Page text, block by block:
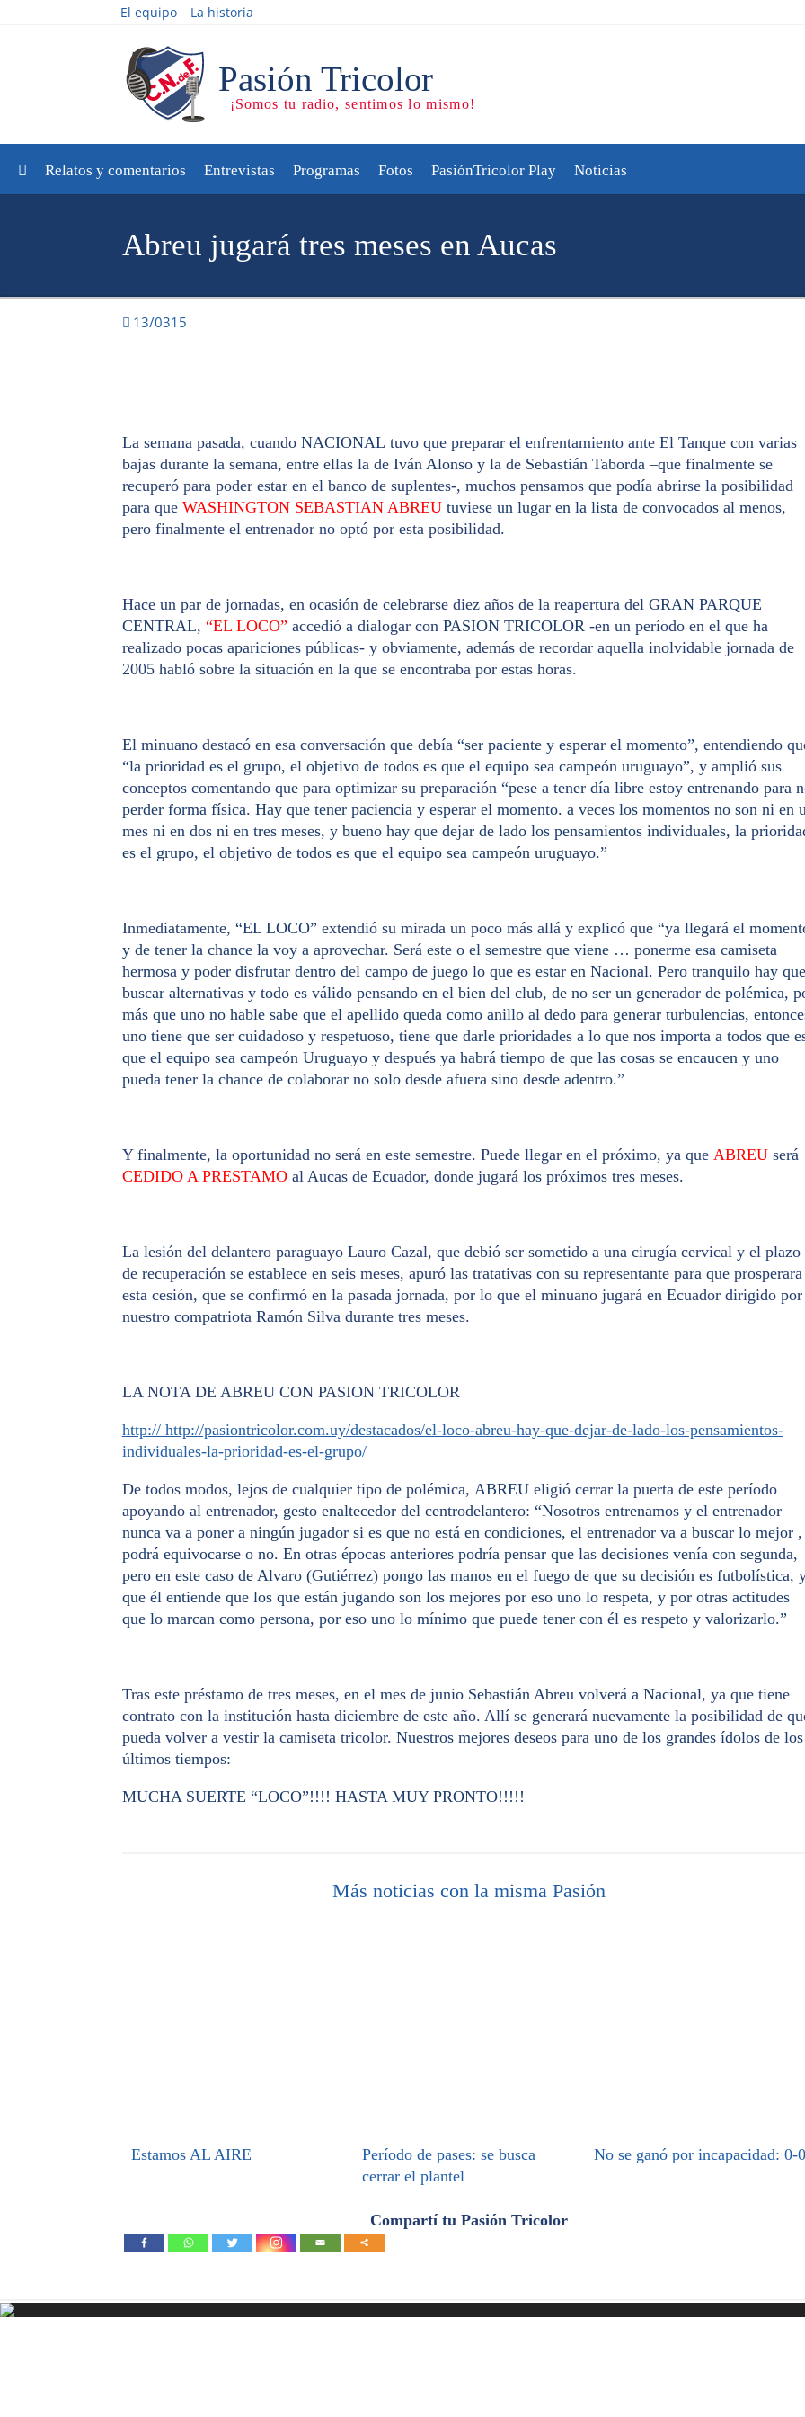
El equipo La historia
Relatos y comentarios Entrevistas Programas Fotos PasiónTricolor Play Noticias
Abreu jugará tres meses en Aucas
13/0315
La semana pasada, cuando NACIONAL tuvo que preparar el enfrentamiento ante El Tanque con varias
bajas durante la semana, entre ellas la de Iván Alonsoy la de Sebastián Taborda–que finalmente se
recuperó para poder estar en el banco de suplentes-, muchos pensamos que podía abrirse la posibilidad
para que WASHINGTON SEBASTIAN ABREU tuviese un lugar en la lista de convocados al menos,
pero finalmente el entrenador no optó por esta posibilidad.
Hace un par de jornadas, en ocasión de celebrarse diez años de la reapertura del GRAN PARQUE
CENTRAL, “EL LOCO” accedió a dialogar con PASION TRICOLOR-en un período en el que ha
realizado pocas apariciones públicas- y obviamente, además de recordar aquella inolvidable jornada de
2005 habló sobre la situación en la que se encontraba por estas horas.
El minuano destacó en esa conversación que debía “ser paciente y esperar el momento”, entendiendo
“la prioridad es el grupo, el objetivo de todos es que el equipo sea campeón uruguayo”, y amplió sus
conceptos comentando que para optimizar su preparación “pese a tener día libre estoy entrenando para
perder forma física. Hay que tener paciencia y esperar el momento. a veces los momentos no son ni en
mes ni en dos ni en tres meses, y bueno hay que dejar de lado los pensamientos individuales, la
es el grupo, el objetivo de todos es que el equipo sea campeón uruguayo.”
Inmediatamente, “EL LOCO” extendió su mirada un poco más allá y explicó que “ya llegará el
y de tener la chance la voy a aprovechar. Será este o el semestre que viene … ponerme esa camiseta
hermosa y poder disfrutar dentro del campo de juego lo que es estar en Nacional. Pero tranquilo hay que
buscar alternativas y todo es válido pensando en el bien del club, de no ser un generador de polémica,
más que uno no hable sabe que el apellido queda como anillo al dedo para generar turbulencias,
uno tiene que ser cuidadoso y respetuoso, tiene que darle prioridades a lo que nos importa a todos que
que el equipo sea campeón Uruguayo y después ya habrá tiempo de que las cosas se encaucen y uno
pueda tener la chance de colaborar no solo desde afuera sino desde adentro.”
Y finalmente, la oportunidad no será en este semestre. Puede llegar en el próximo, ya que ABREUserá
CEDIDO A PRESTAMOal Aucas de Ecuador, donde jugará los próximos tres meses.
La lesión del delantero paraguayo Lauro Cazal, que debió ser sometido a una cirugía cervical y el plazo
de recuperación se establece en seis meses, apuró las tratativas con su representante para que prosperara
esta cesión, que se confirmó en la pasada jornada, por lo que el minuano jugará en Ecuador dirigido por
nuestro compatriota Ramón Silva durante tres meses.
LA NOTA DE ABREU CON PASION TRICOLOR
http:// http://pasiontricolor.com.uy/destacados/el-loco-abreu-hay-que-dejar-de-lado-los-pensamientos-
individuales-la-prioridad-es-el-grupo/
De todos modos, lejos de cualquier tipo de polémica, ABREUeligió cerrar la puerta de este período
apoyando al entrenador, gesto enaltecedor del centrodelantero: “Nosotros entrenamos y el entrenador
nunca va a poner a ningún jugador si es que no está en condiciones, el entrenador va a buscar lo mejor ,
podrá equivocarse o no. En otras épocas anteriores podría pensar que las decisiones venía con segunda,
pero en este caso de Alvaro (Gutiérrez) pongo las manos en el fuego de que su decisión es futbolística,
que él entiende que los que están jugando son los mejores por eso uno lo respeta, y por otras actitudes
que lo marcan como persona, por eso uno lo mínimo que puede tener con él es respeto y valorizarlo.”
Tras este préstamo de tres meses, en el mes de junio Sebastián Abreu volverá a Nacional, ya que tiene
contrato con la institución hasta diciembre de este año. Allí se generará nuevamente la posibilidad de
pueda volver a vestir la camiseta tricolor. Nuestros mejores deseos para uno de los grandes ídolos de los
últimos tiempos:
MUCHA SUERTE “LOCO”!!!! HASTA MUY PRONTO!!!!!
Más noticias con la misma Pasión
Estamos AL AIRE
Período de pases: se busca
cerrar el plantel
No se ganó por incapacidad: 0-0
Compartí tu Pasión Tricolor